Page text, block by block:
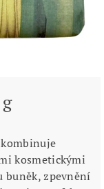
kosmetickými
zpevnění